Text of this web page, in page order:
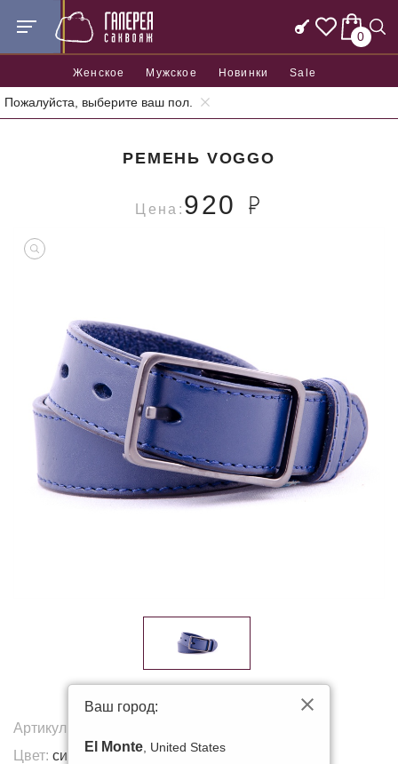
0
Женское Мужское Новинки Sale
Пожалуйста, выберите ваш пол.
Главная Аксессуары Ремни
РЕМЕНЬ VOGGO
Цена: 920
Артикул:
Цвет: синий
Ваш город:
El Monte, United States